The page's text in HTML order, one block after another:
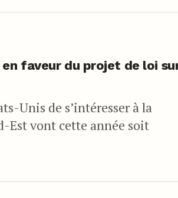
faveur du projet de loi
Unis de s’intéresser à la
Est vont cette année soit